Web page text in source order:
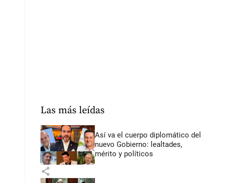
Las más leídas
Así va el cuerpo diplomático del
nuevo Gobierno: lealtades,
mérito y políticos
share